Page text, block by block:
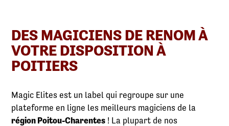
DES MAGICIENS DE RENOM À
VOTRE DISPOSITION À
POITIERS
Magic Elites est un label qui regroupe sur une
plateforme en ligne les meilleurs magiciens de la
région Poitou-Charentes ! La plupart de nos